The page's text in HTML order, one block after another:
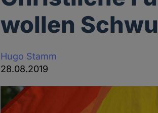
wollen
Hugo Stamm
28.08.2019